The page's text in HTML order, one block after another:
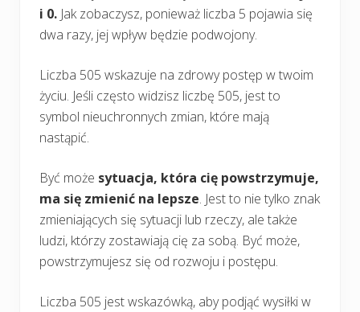
i 0. Jak zobaczysz, ponieważ liczba 5 pojawia się
dwa razy, jej wpływ będzie podwojony.
Liczba 505 wskazuje na zdrowy postęp w twoim
życiu. Jeśli często widzisz liczbę 505, jest to
symbol nieuchronnych zmian, które mają
nastąpić.
Być może sytuacja, która cię powstrzymuje,
ma się zmienić na lepsze. Jest to nie tylko znak
zmieniających się sytuacji lub rzeczy, ale także
ludzi, którzy zostawiają cię za sobą. Być może,
powstrzymujesz się od rozwoju i postępu.
Liczba 505 jest wskazówką, aby podjąć wysiłki w